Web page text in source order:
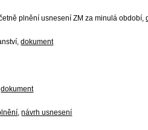
plnění usnesení ZM za minulá období,
dokument
dokument
,návrh usnesení